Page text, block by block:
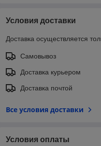
Условия доставки
Доставка осуществляется
Самовывоз
Доставка курьером
Доставка почтой
Все условия доставки
Условия оплаты